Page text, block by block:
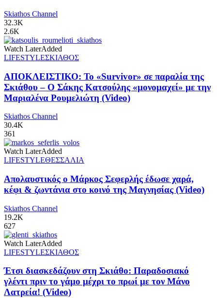
Skiathos Channel
32.3K
2.6K
Watch LaterAdded
LIFESTYLEΣΚΙΑΘΟΣ
ΑΠΟΚΛΕΙΣΤΙΚΟ: Το «Survivor» σε παραλία της
Σκιάθου – Ο Σάκης Κατσούλης «μονομαχεί» με την
Μαριαλένα Ρουμελιώτη (Video)
Skiathos Channel
30.4K
361
Watch LaterAdded
LIFESTYLEΘΕΣΣΑΛΙΑ
Απολαυστικός ο Μάρκος Σεφερλής έδωσε χαρά,
κέφι & ζωντάνια στο κοινό της Μαγνησίας (Video)
Skiathos Channel
19.2K
627
Watch LaterAdded
LIFESTYLEΣΚΙΑΘΟΣ
Έτσι διασκεδάζουν στη Σκιάθο: Παραδοσιακό
γλέντι πριν το γάμο μέχρι το πρωί με τον Μάνο
Λατρεία! (Video)